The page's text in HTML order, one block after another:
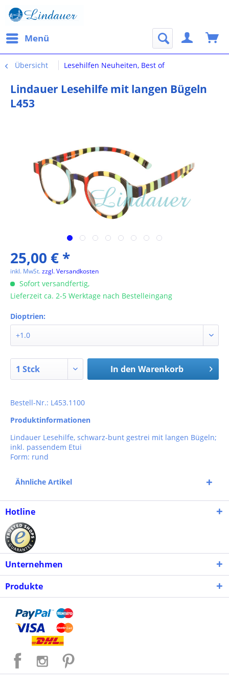
Menü
Übersicht Lesehilfen Neuheiten, Best of
Lindauer Lesehilfe mit langen Bügeln
L453
25,00 € *
inkl. MwSt.zzgl. Versandkosten
Sofort versandfertig,
Lieferzeit ca. 2-5 Werktage nach Bestelleingang
Dioptrien:
In den Warenkorb
Bestell-Nr.: L453.1100
Produktinformationen
Lindauer Lesehilfe, schwarz-bunt gestrei mit langen Bügeln;
inkl. passendem Etui
Form: rund
Ähnliche Artikel
Hotline
Unternehmen
Produkte